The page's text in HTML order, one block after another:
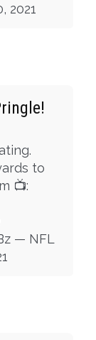
2021
to
📺:
— NFL